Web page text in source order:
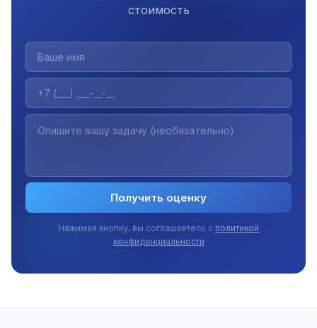
стоимость
Получить оценку
Нажимая кнопку, вы соглашаетесь с политикой
конфиденциальности